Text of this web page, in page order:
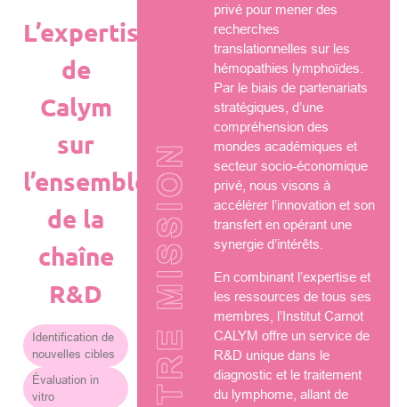
L’expertise
de
Calym
sur
l’ensemble
de la
chaîne
R&D
Identification de
nouvelles cibles
Évaluation in
vitro
NOTRE MISSION
privé pour mener des
recherches
translationnelles sur les
hémopathies lymphoïdes.
Par le biais de partenariats
stratégiques, d’une
compréhension des
mondes académiques et
secteur socio-économique
privé, nous visons à
accélérer l’innovation et son
transfert en opérant une
synergie d’intérêts.
En combinant l’expertise et
les ressources de tous ses
membres, l’Institut Carnot
CALYM offre un service de
R&D unique dans le
diagnostic et le traitement
du lymphome, allant de